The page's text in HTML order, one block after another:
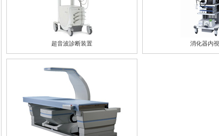
超音波診断装置 消化器内